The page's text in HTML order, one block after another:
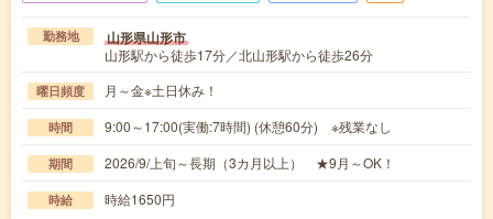
勤務地 山形県山形市
山形駅から徒歩17分／北山形駅から徒歩26分
曜日頻度 月～金※土日休み！
時間 9:00～17:00(実働:7時間) (休憩60分) ※残業なし
期間 2026/9/上旬～長期（3カ月以上） ★9月～OK！
時給 時給1650円